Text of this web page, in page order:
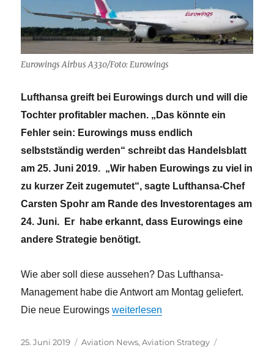
Eurowings Airbus A330/Foto: Eurowings
Lufthansa greift bei Eurowings durch und will die
Tochter profitabler machen. „Das könnte ein
Fehler sein: Eurowings muss endlich
selbstständig werden“ schreibt das Handelsblatt
am 25. Juni 2019. „Wir haben Eurowings zu viel in
zu kurzer Zeit zugemutet“, sagte Lufthansa-Chef
Carsten Spohr am Rande des Investorentages am
24. Juni. Er habe erkannt, dass Eurowings eine
andere Strategie benötigt.
Wie aber soll diese aussehen? Das Lufthansa-
Management habe die Antwort am Montag geliefert.
Die neue Eurowings„Kurze Leine für Eurowings – ist das
weiterlesen
Veröffentlicht
25. Juni 2019 Kategorien
Aviation News,Aviation Strategy